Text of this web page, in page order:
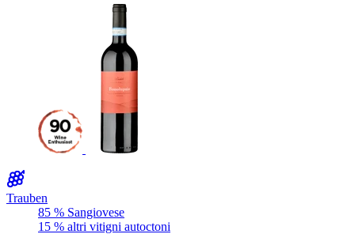
Trauben
85 % Sangiovese
15 % altri vitigni autoctoni